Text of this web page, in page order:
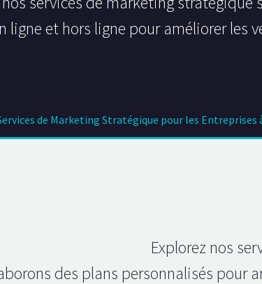
ligne et hors ligne pour améliorer les
de Marketing Stratégique pour les Entreprises
Explorez nos
des plans personnalisés pour